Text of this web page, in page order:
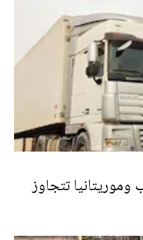
وموريتانيا تتجاوز